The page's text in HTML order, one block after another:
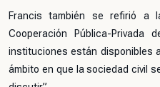
Francis también se refirió a
Cooperación Pública-
instituciones están disponibles
ámbito en que la sociedad civil